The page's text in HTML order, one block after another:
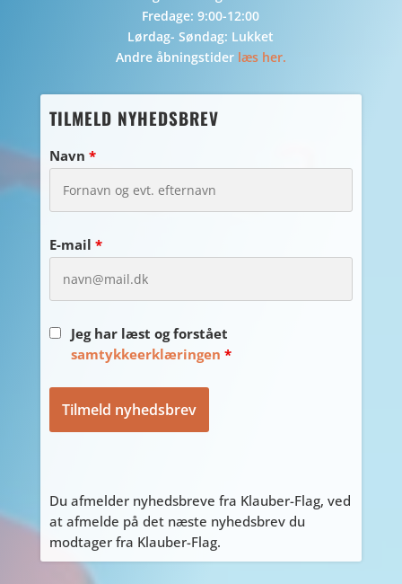
Fredage: 9:00-12:00
Lørdag- Søndag: Lukket
Andre åbningstider læs her.
TILMELD NYHEDSBREV
Navn *
E-mail *
Jeg har læst og forstået
samtykkeerklæringen *
Du afmelder nyhedsbreve fra Klauber-Flag, ved
at afmelde på det næste nyhedsbrev du
modtager fra Klauber-Flag.